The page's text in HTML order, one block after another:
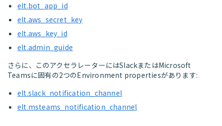
elt.bot_app_id
elt.aws_secret_key
elt.aws_key_id
elt.admin_guide
さらに、このアクセラレーターにはSlackまたはMicrosoft
Teamsに固有の2つのEnvironment propertiesがあります:
elt.slack_notification_channel
elt.msteams_notification_channel